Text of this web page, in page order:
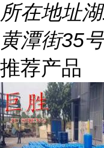
所在地址
黄潭街35号
推荐产品